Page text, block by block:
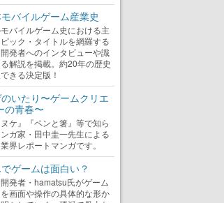
バイルゲーム産業史
バイルゲーム史における主
ック・タイトルを網羅する
発者へのインタビューや識
解説を掲載。約20年の歴史
きる決定版！
いたり〜ゲームクリエ
の青春〜
ヌケ』『ペンと箸』等で知ら
ガ家・田中圭一先生による
界レポートマンガです。
ゲームは面白い？
発者・hamatsu氏がゲーム
画面や操作の具体的な形か